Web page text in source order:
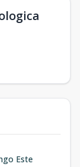
Este